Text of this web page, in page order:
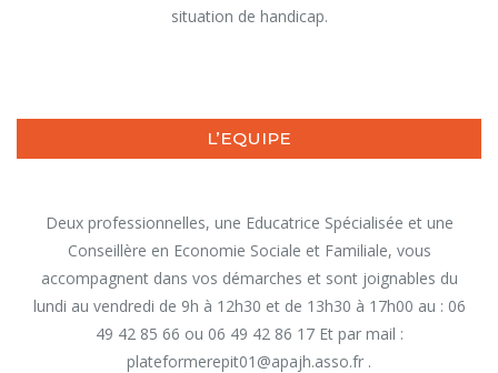
situation de handicap.
L’EQUIPE
Deux professionnelles, une Educatrice Spécialisée et une
Conseillère en Economie Sociale et Familiale, vous
accompagnent dans vos démarches et sont joignables du
lundi au vendredi de 9h à 12h30 et de 13h30 à 17h00 au : 06
49 42 85 66 ou 06 49 42 86 17 Et par mail :
plateformerepit01@apajh.asso.fr .